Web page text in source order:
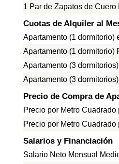
1 Par de Zapatos de Cuero
Cuotas de Alquiler al
Apartamento (1 dormitorio)
Apartamento (1 dormitorio)
Apartamento (3
Apartamento (3
Precio de Compra de
Precio por Metro
Precio por Metro
Salarios y Financiación
Salario Neto Mensual